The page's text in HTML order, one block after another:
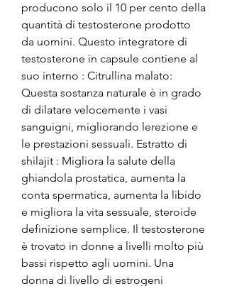
producono solo il 10 per cento della
quantità di testosterone prodotto
da uomini. Questo integratore di
testosterone in capsule contiene al
suo interno : Citrullina malato:
Questa sostanza naturale è in grado
di dilatare velocemente i vasi
sanguigni, migliorando lerezione e
le prestazioni sessuali. Estratto di
shilajit : Migliora la salute della
ghiandola prostatica, aumenta la
conta spermatica, aumenta la libido
e migliora la vita sessuale, steroide
definizione semplice. Il testosterone
è trovato in donne a livelli molto più
bassi rispetto agli uomini. Una
donna di livello di estrogeni